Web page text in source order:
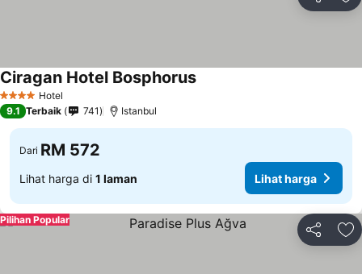
4 BintangHotel
Ciragan Hotel Bosphorus
9.1 Terbaik 741 Istanbul
Dari RM 572
Lihat harga di 1 laman Lihat harga
Kongsi
Pilihan Popular